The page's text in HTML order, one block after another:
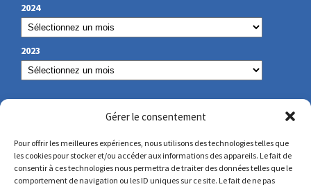
Gérer le consentement
Pour offrir les meilleures expériences, nous utilisons des technologies telles que
les cookies pour stocker et/ou accéder aux informations des appareils. Le fait de
consentir à ces technologies nous permettra de traiter des données telles que le
comportement de navigation ou les ID uniques sur ce site. Le fait de ne pas
2024
2023
NUESTROS DATOS DE CONTACTO
secretariat@lamennais.org